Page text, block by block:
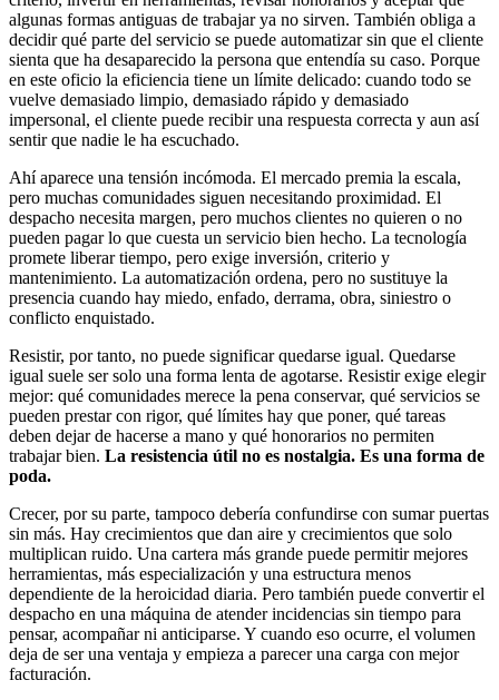
algunas formas antiguas de trabajar ya no sirven. También obliga a
decidir qué parte del servicio se puede automatizar sin que el cliente
sienta que ha desaparecido la persona que entendía su caso. Porque
en este oficio la eficiencia tiene un límite delicado: cuando todo se
vuelve demasiado limpio, demasiado rápido y demasiado
impersonal, el cliente puede recibir una respuesta correcta y aun así
sentir que nadie le ha escuchado.
Ahí aparece una tensión incómoda. El mercado premia la escala,
pero muchas comunidades siguen necesitando proximidad. El
despacho necesita margen, pero muchos clientes no quieren o no
pueden pagar lo que cuesta un servicio bien hecho. La tecnología
promete liberar tiempo, pero exige inversión, criterio y
mantenimiento. La automatización ordena, pero no sustituye la
presencia cuando hay miedo, enfado, derrama, obra, siniestro o
conflicto enquistado.
Resistir, por tanto, no puede significar quedarse igual. Quedarse
igual suele ser solo una forma lenta de agotarse. Resistir exige elegir
mejor: qué comunidades merece la pena conservar, qué servicios se
pueden prestar con rigor, qué límites hay que poner, qué tareas
deben dejar de hacerse a mano y qué honorarios no permiten
trabajar bien. La resistencia útil no es nostalgia. Es una forma de
poda.
Crecer, por su parte, tampoco debería confundirse con sumar puertas
sin más. Hay crecimientos que dan aire y crecimientos que solo
multiplican ruido. Una cartera más grande puede permitir mejores
herramientas, más especialización y una estructura menos
dependiente de la heroicidad diaria. Pero también puede convertir el
despacho en una máquina de atender incidencias sin tiempo para
pensar, acompañar ni anticiparse. Y cuando eso ocurre, el volumen
deja de ser una ventaja y empieza a parecer una carga con mejor
facturación.